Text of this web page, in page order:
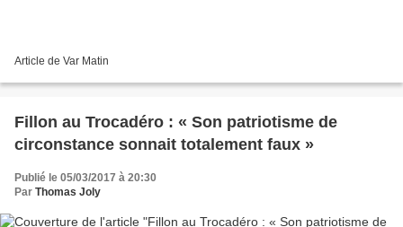
Article de Var Matin
Fillon au Trocadéro : « Son patriotisme de
circonstance sonnait totalement faux »
Publié le 05/03/2017 à 20:30
Par Thomas Joly